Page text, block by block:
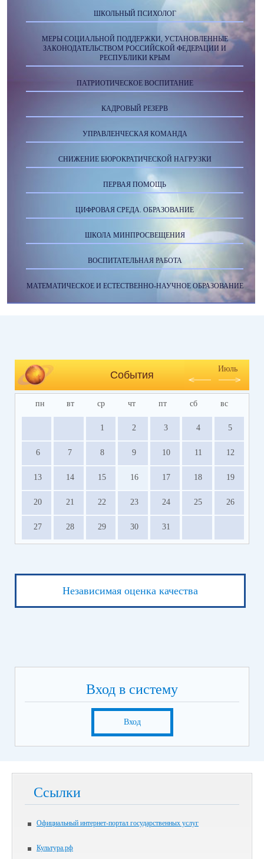
ШКОЛЬНЫЙ ПСИХОЛОГ
МЕРЫ СОЦИАЛЬНОЙ ПОДДЕРЖКИ, УСТАНОВЛЕННЫЕ
ЗАКОНОДАТЕЛЬСТВОМ РОССИЙСКОЙ ФЕДЕРАЦИИ И
РЕСПУБЛИКИ КРЫМ
ПАТРИОТИЧЕСКОЕ ВОСПИТАНИЕ
КАДРОВЫЙ РЕЗЕРВ
УПРАВЛЕНЧЕСКАЯ КОМАНДА
СНИЖЕНИЕ БЮРОКРАТИЧЕСКОЙ НАГРУЗКИ
ПЕРВАЯ ПОМОЩЬ
ЦИФРОВАЯ СРЕДА. ОБРАЗОВАНИЕ
ШКОЛА МИНПРОСВЕЩЕНИЯ
ВОСПИТАТЕЛЬНАЯ РАБОТА
МАТЕМАТИЧЕСКОЕ И ЕСТЕСТВЕННО-НАУЧНОЕ ОБРАЗОВАНИЕ
События
Июль
пн вт ср чт пт сб вс
1 2 3 4 5
6 7 8 9 10 11 12
13 14 15 16 17 18 19
20 21 22 23 24 25 26
27 28 29 30 31
Независимая оценка качества
Вход в систему
Вход
Ссылки
Официальный интернет-портал государственных услуг
Культура.рф